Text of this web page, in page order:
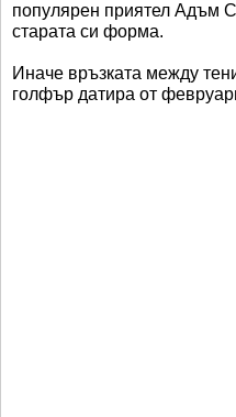
популярен приятел Адъм
старата си форма.
Иначе връзката между
голфър датира от